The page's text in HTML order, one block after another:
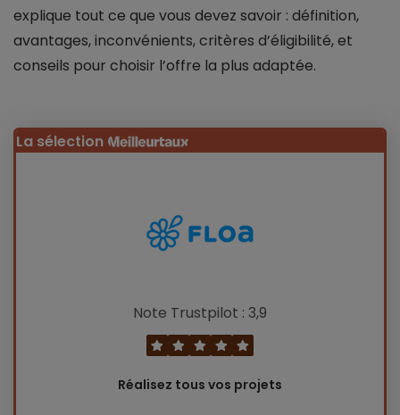
explique tout ce que vous devez savoir : définition,
avantages, inconvénients, critères d’éligibilité, et
conseils pour choisir l’offre la plus adaptée.
La sélection
Note Trustpilot : 3,9
Réalisez tous vos projets